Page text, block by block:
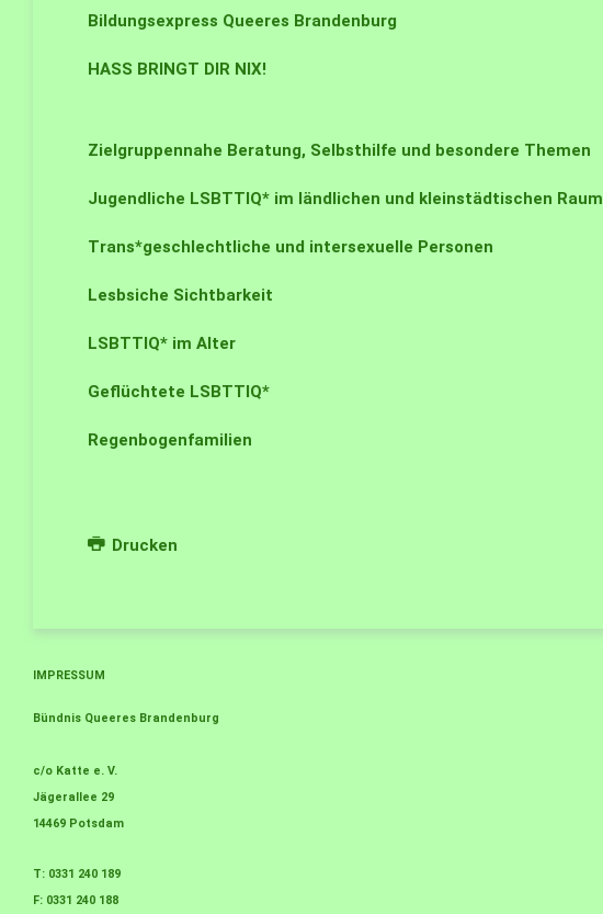
Bildungsexpress Queeres Brandenburg
HASS BRINGT DIR NIX!
Zielgruppennahe Beratung, Selbsthilfe und besondere Themen
Jugendliche LSBTTIQ* im ländlichen und kleinstädtischen Raum
Trans*geschlechtliche und intersexuelle Personen
Lesbsiche Sichtbarkeit
LSBTTIQ* im Alter
Geflüchtete LSBTTIQ*
Regenbogenfamilien
Drucken
IMPRESSUM
Bündnis Queeres Brandenburg
c/o Katte e. V.
Jägerallee 29
14469 Potsdam
T: 0331 240 189
F: 0331 240 188